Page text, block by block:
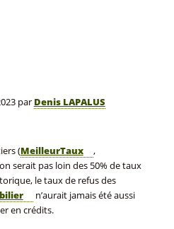
par Denis LAPALUS
(MeilleurTaux
,
serait pas loin des 50% de taux
le taux de refus des
n’aurait jamais été aussi
en crédits.